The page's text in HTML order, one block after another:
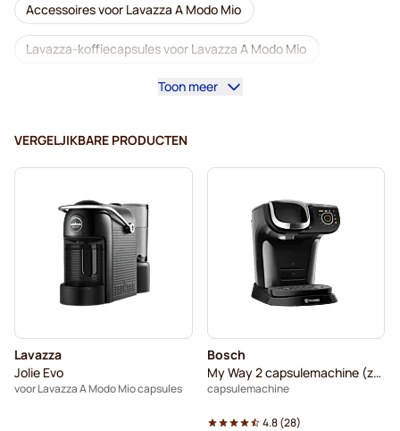
Accessoires voor Lavazza A Modo Mio
Lavazza-koffiecapsules voor Lavazza A Modo Mio
Cafeïnevrije koffie voor Lavazza A Modo Mio
Dolce Vita-koffiecapsules voor Lavazza A Modo Mio
Capsules voor Lavazza A Modo Mio
Gimoka-koffiecapsules voor Lavazza A Modo Mio
Voor Lavazza A Modo Mio
Toon meer
VERGELJIKBARE PRODUCTEN
Lavazza
Jolie Evo
voor Lavazza A Modo Mio capsules
Bosch
My Way 2 capsulemachine (zwart)
capsulemachine
4.8(28)